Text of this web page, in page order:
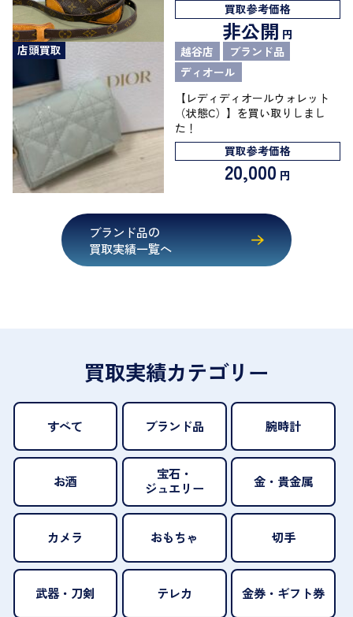
買取参考価格
非公開 円
店頭買取
越谷店
ブランド品
ディオール
【レディディオールウォレット
（状態C）】を買い取りしまし
た！
買取参考価格
20,000 円
ブランド品の
買取実績一覧へ
買取実績カテゴリー
すべて ブランド品 腕時計
お酒
宝石・
ジュエリー
金・貴金属
カメラ おもちゃ 切手
武器・刀剣 テレカ 金券・ギフト券